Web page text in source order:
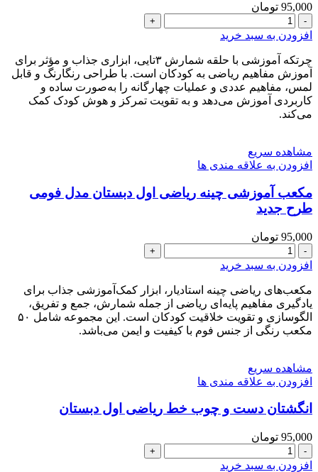
95,000 تومان
چرتکه
آموزشی
اول
و
دوم
دبستان
طرح
افزودن به سبد خرید
چرتکه آموزشی با حلقه شمارش ۳تایی، ابزاری جذاب و مؤثر برای
آموزش مفاهیم ریاضی به کودکان است. با طراحی رنگارنگ و قابل
لمس، مفاهیم عددی و عملیات چهارگانه را به‌صورت ساده و
کاربردی آموزش می‌دهد و به تقویت تمرکز و هوش کودک کمک
می‌کند.
مشاهده سریع
افزودن به علاقه مندی ها
مکعب آموزشی چینه ریاضی اول دبستان مدل فومی
طرح جدید
95,000 تومان
مکعب
آموزشی
ریاضی
اول
دبستان
مدل
جدید
عدد
افزودن به سبد خرید
مکعب‌های ریاضی چینه استادیار، ابزار کمک‌آموزشی جذاب برای
یادگیری مفاهیم پایه‌ای ریاضی از جمله شمارش، جمع و تفریق،
الگو‌سازی و تقویت خلاقیت کودکان است. این مجموعه شامل ۵۰
مکعب رنگی از جنس فوم با کیفیت و ایمن می‌باشد.
مشاهده سریع
افزودن به علاقه مندی ها
انگشتان دست و چوب خط ریاضی اول دبستان
95,000 تومان
انگشتان
دست
افزودن به سبد خرید